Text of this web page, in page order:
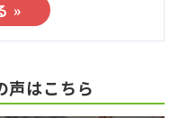
»
声はこちら